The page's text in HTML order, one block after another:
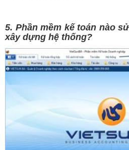
5. Phần mềm kế toán nào
xây dựng hệ thống?